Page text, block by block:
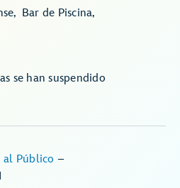
Bar de Piscina
se han suspendido
al Público –